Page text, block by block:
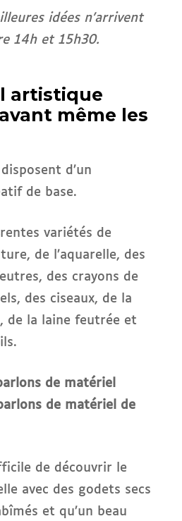
idées n’arrivent
14h et 15h30.
artistique
même les
d’un
de base.
variétés de
de l’aquarelle, des
des crayons de
des ciseaux, de la
de la laine feutrée et
de matériel
de matériel de
de découvrir le
avec des godets secs
et qu’un beau